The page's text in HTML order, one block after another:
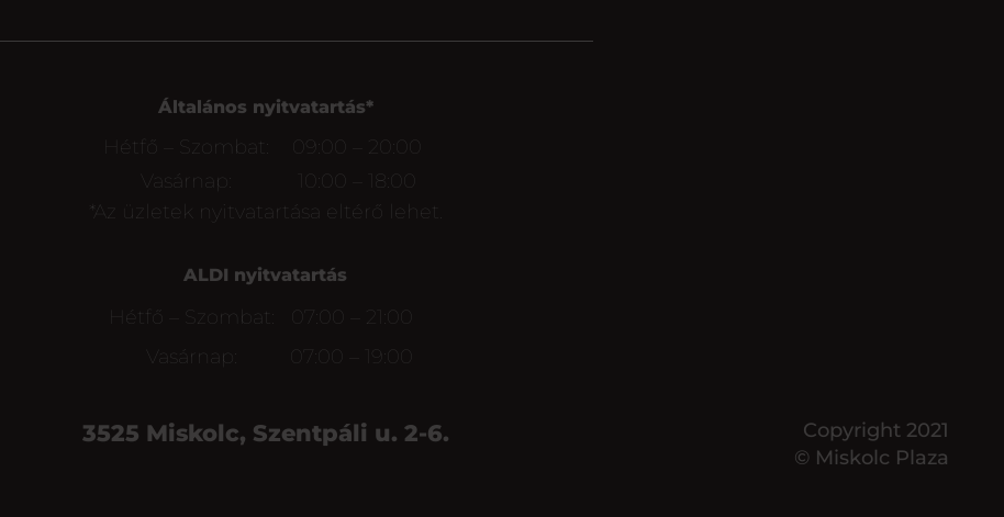
Általános nyitvatartás*
Hétfő – Szombat:
09:00 – 20:00
Vasárnap:
10:00 – 18:00
*Az üzletek nyitvatartása eltérő lehet.
ALDI nyitvatartás
Hétfő – Szombat:
07:00 – 21:00
Vasárnap:
07:00 – 19:00
3525 Miskolc, Szentpáli u. 2-6.
Copyright 2021
© Miskolc Plaza